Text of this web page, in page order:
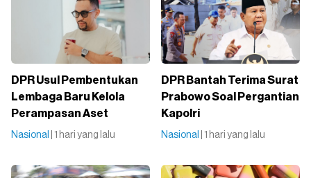
DPR Usul Pembentukan
Lembaga Baru Kelola
Perampasan Aset
Nasional | 1 hari yang lalu
DPR Bantah Terima Surat
Prabowo Soal Pergantian
Kapolri
Nasional | 1 hari yang lalu